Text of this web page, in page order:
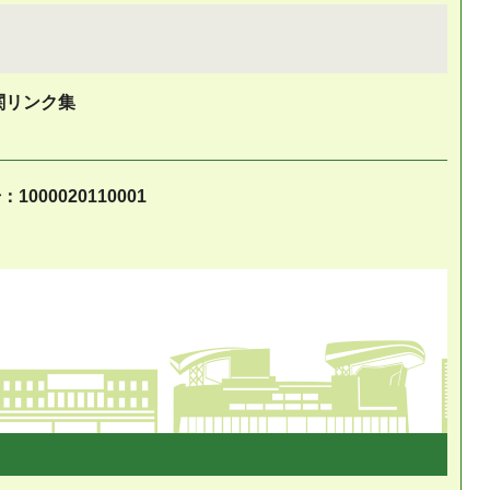
リンク集
1000020110001